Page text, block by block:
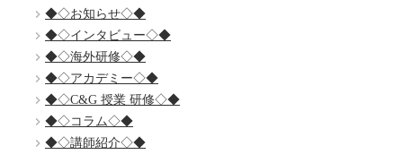
◆◇お知らせ◇◆
◆◇インタビュー◇◆
◆◇海外研修◇◆
◆◇アカデミー◇◆
◆◇C&G 授業 研修◇◆
◆◇コラム◇◆
◆◇講師紹介◇◆